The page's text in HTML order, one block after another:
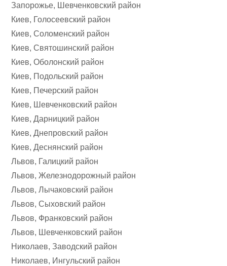
Запорожье, Шевченковский район
Киев, Голосеевский район
Киев, Соломенский район
Киев, Святошинский район
Киев, Оболонский район
Киев, Подольский район
Киев, Печерский район
Киев, Шевченковский район
Киев, Дарницкий район
Киев, Днепровский район
Киев, Деснянский район
Львов, Галицкий район
Львов, Железнодорожный район
Львов, Лычаковский район
Львов, Сыховский район
Львов, Франковский район
Львов, Шевченковский район
Николаев, Заводский район
Николаев, Ингульский район